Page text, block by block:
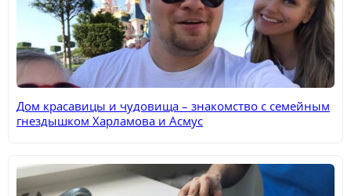
Дом красавицы и чудовища – знакомство с семейным
гнездышком Харламова и Асмус